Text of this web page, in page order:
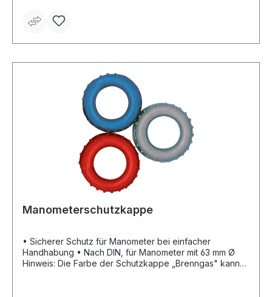
Manometerschutzkappe
• Sicherer Schutz für Manometer bei einfacher
Handhabung • Nach DIN, für Manometer mit 63 mm Ø
Hinweis: Die Farbe der Schutzkappe „Brenngas" kann